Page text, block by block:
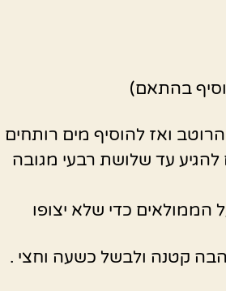
בהתאם)
ואז להוסיף מים רותחים
עד שלושת רבעי מגובה
כדי שלא יצופו
קטנה ולבשל כשעה וחצי .